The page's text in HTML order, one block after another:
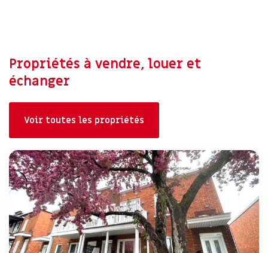
Propriétés à vendre, louer et
échanger
Voir toutes les propriétés